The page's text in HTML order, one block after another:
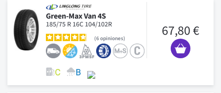
Green-Max Van 4S
185/75 R 16C 104/102R
6opiniones 67,80 €